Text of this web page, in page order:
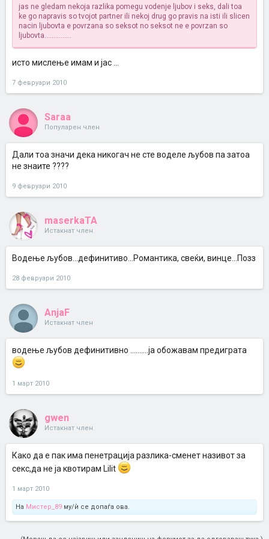
jas ne gledam nekoja razlika pomegu vodenje ljubov i seks, dali toa
ke go napravis so tvojot partner ili nekoj drug go pravis na isti ili slicen
nacin ljubovta e povrzana so seksot no seksot ne e povrzan so
ljubovta...............
исто мислење имам и јас ...
7 февруари 2010
Saraa
Популарен член
Дали тоа значи дека никогач не сте воделе љубов па затоа
не знаите ????
9 февруари 2010
maserkaTA
Истакнат член
Водење љубов...дефинитиво...Романтика, свеќи, винце...Позз
28 февруари 2010
AnjaF
Истакнат член
водење љубов дефинитивно ..........ја обожавам предиграта
1 март 2010
gwen
Истакнат член
Како да е пак има пенетрација разлика-сменет називот за
секс,да не ја квотирам Lilit
1 март 2010
На Мистер_89 му/ѝ се допаѓа ова.